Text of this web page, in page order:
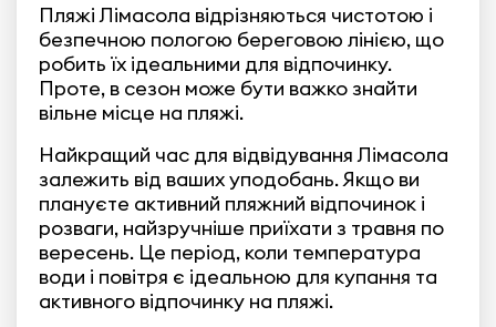
Пляжі Лімасола відрізняються чистотою і
безпечною пологою береговою лінією, що
робить їх ідеальними для відпочинку.
Проте, в сезон може бути важко знайти
вільне місце на пляжі.
Найкращий час для відвідування Лімасола
залежить від ваших уподобань. Якщо ви
плануєте активний пляжний відпочинок і
розваги, найзручніше приїхати з травня по
вересень. Це період, коли температура
води і повітря є ідеальною для купання та
активного відпочинку на пляжі.